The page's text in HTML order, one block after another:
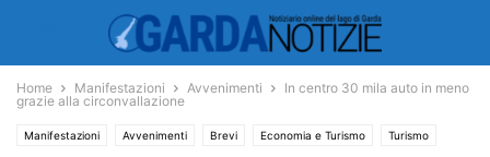
Home Manifestazioni Avvenimenti
In centro 30 mila auto in meno
grazie alla circonvallazione
Manifestazioni Avvenimenti Brevi Economia e Turismo Turismo